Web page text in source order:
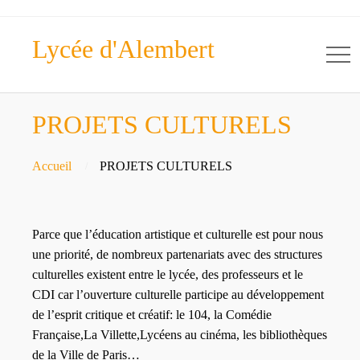
Lycée d'Alembert
PROJETS CULTURELS
Accueil PROJETS CULTURELS
Parce que l’éducation artistique et culturelle est pour nous
une priorité, de nombreux partenariats avec des structures
culturelles existent entre le lycée, des professeurs et le
CDI car l’ouverture culturelle participe au développement
de l’esprit critique et créatif: le 104, la Comédie
Française,La Villette,Lycéens au cinéma, les bibliothèques
de la Ville de Paris…